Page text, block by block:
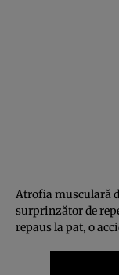
Atrofia musculară
surprinzător de
repaus la pat, o